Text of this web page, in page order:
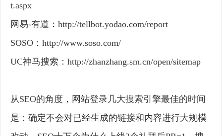
t.aspx
网易-有道：http://tellbot.yodao.com/report
SOSO：http://www.soso.com/
UC神马搜索：http://zhanzhang.sm.cn/open/sitemap
从SEO的角度，网站登录几大搜索引擎最佳的时间
是：确定不会对已经生成的链接和内容进行大规模